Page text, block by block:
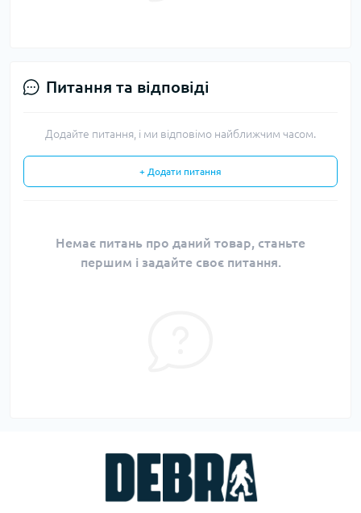
Питання та відповіді
Додайте питання, і ми відповімо найближчим часом.
+ Додати питання
Немає питань про даний товар, станьте
першим і задайте своє питання.